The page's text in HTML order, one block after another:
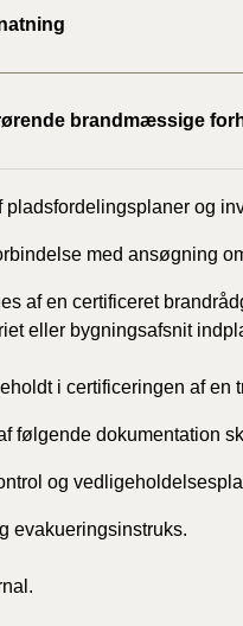
brandmæssige
og
med ansøgning
af en certificeret
eller bygningsafsnit
i certificeringen af en
følgende dokumentation
og
evakueringsinstruks.